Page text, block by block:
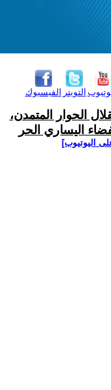
الفيسبوك التويتر
الحوار المتمدن،
اليساري الحر
اليوتيوب]